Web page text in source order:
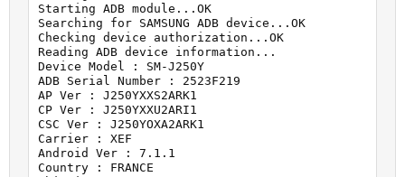
Starting ADB module...OK
Searching for SAMSUNG ADB device...OK
Checking device authorization...OK
Reading ADB device information...
Device Model : SM-J250Y
ADB Serial Number : 2523F219
AP Ver : J250YXXS2ARK1
CP Ver : J250YXXU2ARI1
CSC Ver : J250YOXA2ARK1
Carrier : XEF
Android Ver : 7.1.1
Country : FRANCE